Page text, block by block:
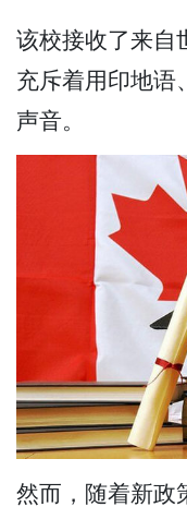
该校接收了来自
充斥着用印地语
声音。
然而，随着新政